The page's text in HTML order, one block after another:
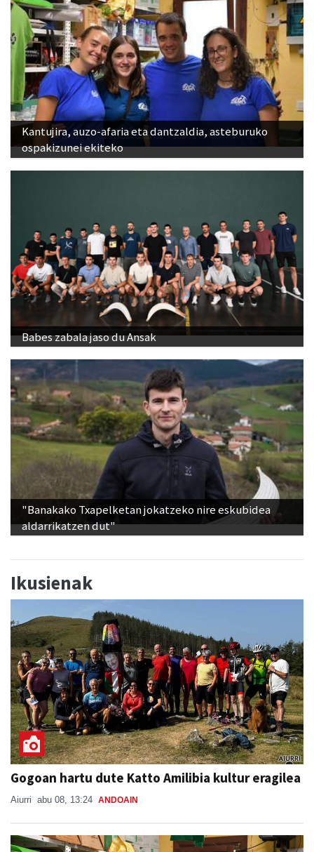
Kantujira, auzo-afaria eta dantzaldia, asteburuko
ospakizunei ekiteko
Babes zabala jaso du Ansak
"Banakako Txapelketan jokatzeko nire eskubidea
aldarrikatzen dut"
Ikusienak
Gogoan hartu dute Katto Amilibia kultur eragilea
Aiurri abu 08, 13:24 ANDOAIN